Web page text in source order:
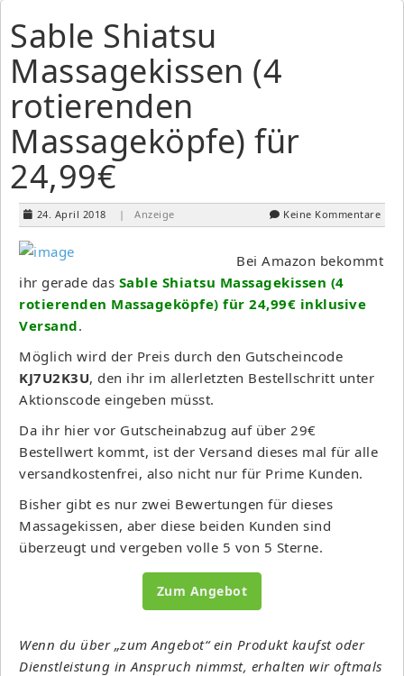
Sable Shiatsu
Massagekissen (4
rotierenden
Massageköpfe) für
24,99€
24. April 2018 | Anzeige Keine Kommentare
Bei Amazon bekommt
ihr gerade das Sable Shiatsu Massagekissen (4
rotierenden Massageköpfe) für 24,99€ inklusive
Versand.
Möglich wird der Preis durch den Gutscheincode
KJ7U2K3U, den ihr im allerletzten Bestellschritt unter
Aktionscode eingeben müsst.
Da ihr hier vor Gutscheinabzug auf über 29€
Bestellwert kommt, ist der Versand dieses mal für alle
versandkostenfrei, also nicht nur für Prime Kunden.
Bisher gibt es nur zwei Bewertungen für dieses
Massagekissen, aber diese beiden Kunden sind
überzeugt und vergeben volle 5 von 5 Sterne.
Zum Angebot
Wenn du über „zum Angebot“ ein Produkt kaufst oder
Dienstleistung in Anspruch nimmst, erhalten wir oftmals